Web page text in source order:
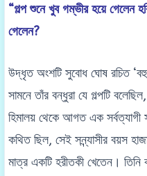
“গল্প শুনে খুব গম্ভীর হয়ে গেলেন
গেলেন?
উদ্ধৃত অংশটি সুবোধ ঘোষ রচিত
সামনে তাঁর বন্ধুরা যে গল্পটি
হিমালয় থেকে আগত এক সর্বত্যাগী
কথিত ছিল, সেই সন্ন্যাসীর বয়স
মাত্র একটি হরীতকী খেতেন। তিনি